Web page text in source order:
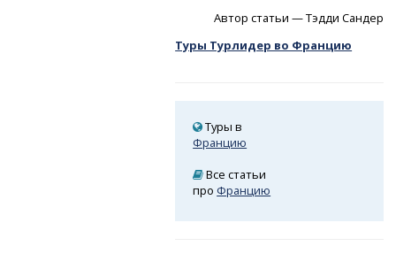
Автор статьи — Тэдди Сандер
Туры Турлидер во Францию
Туры в
Францию
Все статьи
про Францию